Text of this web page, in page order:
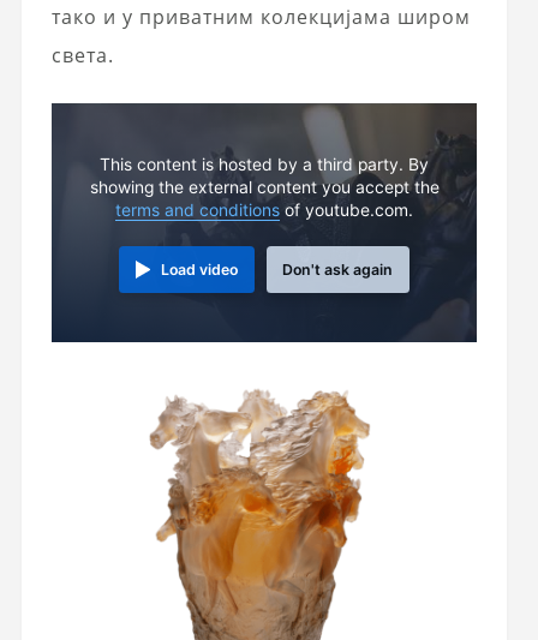
тако и у приватним колекцијама широм
света.
This content is hosted by a third party. By
showing the external content you accept the
terms and conditions of youtube.com.
Load video Don't ask again